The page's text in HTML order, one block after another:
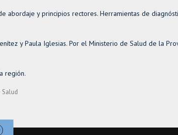
abordaje y principios rectores. Herramientas de
y Paula Iglesias. Por el Ministerio de Salud de la
región.
Salud